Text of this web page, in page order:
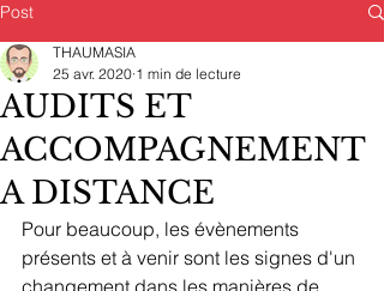
Post
AUDITS ET
ACCOMPAGNEMENT
A DISTANCE
THAUMASIA
25 avr. 2020 1 min de lecture
Pour beaucoup, les évènements
présents et à venir sont les signes d'un
changement dans les manières de